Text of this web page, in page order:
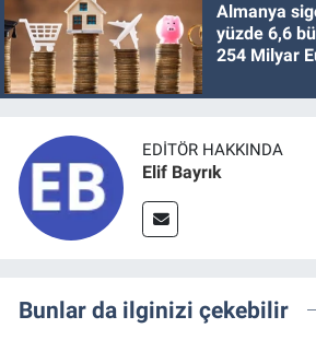
Almanya
yüzde 6,6
254 Milyar
EDITÖR HAKKINDA
Elif Bayrık
Bunlar da ilginizi çekebilir